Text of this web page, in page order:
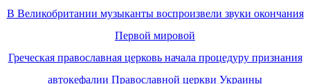
В Великобритании музыканты воспроизвели звуки окончания
Первой мировой
Греческая православная церковь начала процедуру признания
автокефалии Православной церкви Украины